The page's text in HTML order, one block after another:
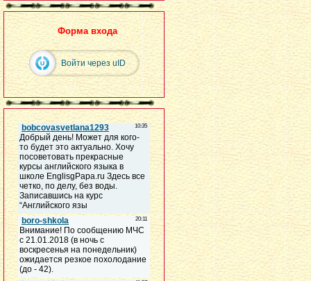
Форма входа
Войти через uID